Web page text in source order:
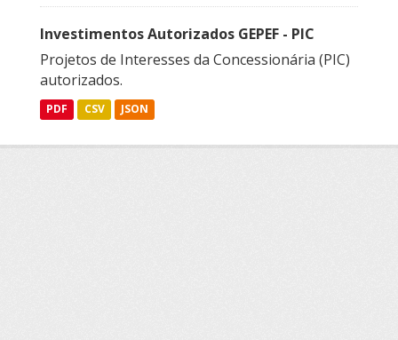
Investimentos Autorizados GEPEF - PIC
Projetos de Interesses da Concessionária (PIC)
autorizados.
PDF CSV JSON